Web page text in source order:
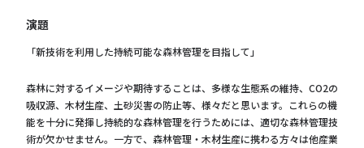
演題
「新技術を利用した持続可能な森林管理を目指して」
森林に対するイメージや期待することは、多様な生態系の維持、CO2の
吸収源、木材生産、土砂災害の防止等、様々だと思います。これらの機
能を十分に発揮し持続的な森林管理を行うためには、適切な森林管理技
術が欠かせません。一方で、森林管理・木材生産に携わる方々は他産業